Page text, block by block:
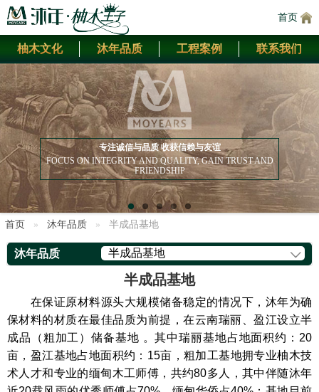
首页
柚木文化 沐年品质 工程案例 联系我们
专注诚信与品质 收获信赖与友谊
FOCUS ON INTEGRITY AND QUALITY, GAIN TRUST AND
FRIENDSHIP
首页 沐年品质 半成品基地
沐年品质 半成品基地
半成品基地
在保证原材料源头大规模储备稳定的情况下，沐年为确
保材料的材质在最佳品质为前提，在云南瑞丽、盈江设立半
成品（粗加工）储备基地 。其中瑞丽基地占地面积约：20
亩，盈江基地占地面积约：15亩，粗加工基地拥专业柚木技
术人才和专业的缅甸木工师傅，共约80多人，其中伴随沐年